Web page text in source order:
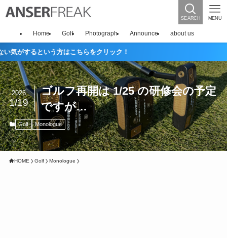
SEARCH MENU
Home Golf Photograph Announce about us
う方はこちらをクリック！
ゴルフ再開は 1/25 の研修会の予定
ですが…
2026
1/19
Golf Monologue
HOME Golf Monologue